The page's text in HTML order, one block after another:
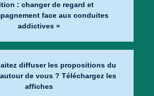
: changer de regard et
face aux conduites
addictives »
diffuser les propositions du
de vous ? Téléchargez les
affiches